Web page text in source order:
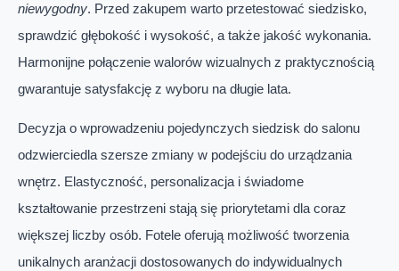
niewygodny. Przed zakupem warto przetestować siedzisko,
sprawdzić głębokość i wysokość, a także jakość wykonania.
Harmonijne połączenie walorów wizualnych z praktycznością
gwarantuje satysfakcję z wyboru na długie lata.
Decyzja o wprowadzeniu pojedynczych siedzisk do salonu
odzwierciedla szersze zmiany w podejściu do urządzania
wnętrz. Elastyczność, personalizacja i świadome
kształtowanie przestrzeni stają się priorytetami dla coraz
większej liczby osób. Fotele oferują możliwość tworzenia
unikalnych aranżacji dostosowanych do indywidualnych